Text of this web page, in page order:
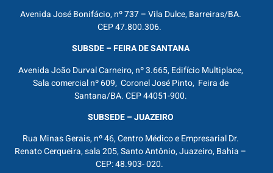
Avenida José Bonifácio, nº 737 – Vila Dulce, Barreiras/BA.
CEP 47.800.306.
SUBSDE – FEIRA DE SANTANA
Avenida João Durval Carneiro, nº 3.665, Edifício Multiplace,
Sala comercial nº 609, Coronel José Pinto, Feira de
Santana/BA. CEP 44051-900.
SUBSEDE – JUAZEIRO
Rua Minas Gerais, nº 46, Centro Médico e Empresarial Dr.
Renato Cerqueira, sala 205, Santo Antônio, Juazeiro, Bahia –
CEP: 48.903- 020.